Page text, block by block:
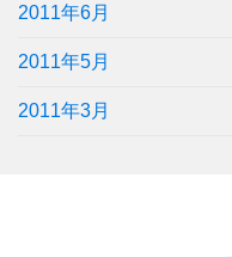
2011年6月
2011年5月
2011年3月